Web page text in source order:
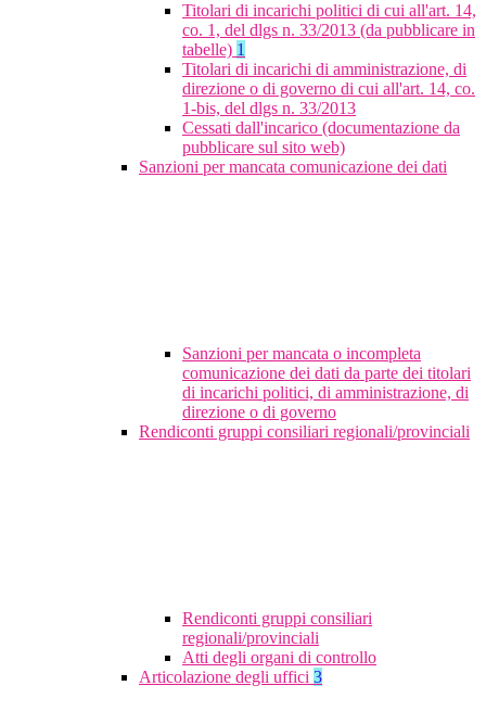
Titolari di incarichi politici di cui all'art. 14,
co. 1, del dlgs n. 33/2013 (da pubblicare in
tabelle) 1
Titolari di incarichi di amministrazione, di
direzione o di governo di cui all'art. 14, co.
1-bis, del dlgs n. 33/2013
Cessati dall'incarico (documentazione da
pubblicare sul sito web)
Sanzioni per mancata comunicazione dei dati
Sanzioni per mancata o incompleta
comunicazione dei dati da parte dei titolari
di incarichi politici, di amministrazione, di
direzione o di governo
Rendiconti gruppi consiliari regionali/provinciali
Rendiconti gruppi consiliari
regionali/provinciali
Atti degli organi di controllo
Articolazione degli uffici 3